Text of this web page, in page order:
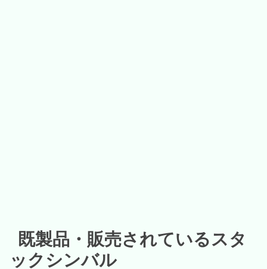
既製品・販売されているスタ
ックシンバル